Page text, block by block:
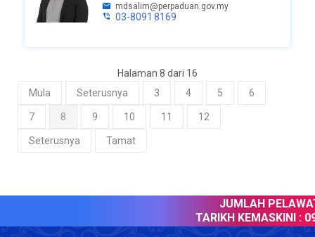
mdsalim@perpaduan.gov.my
03-8091 8169
Halaman 8 dari 16
Mula
Seterusnya 3 4 5 6
7 8 9 10 11 12
Seterusnya Tamat
JUMLAH PELAWAT
TARIKH KEMASKINI :09